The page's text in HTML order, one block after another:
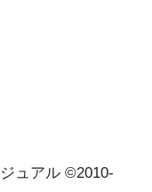
ュアル ©2010-